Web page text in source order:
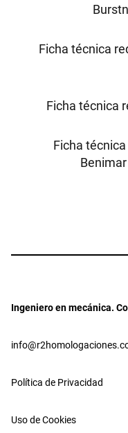
Ficha técnica
Ficha técnica
Ficha
Ingeniero en mecánica.
Política de Privacidad
Uso de Cookies